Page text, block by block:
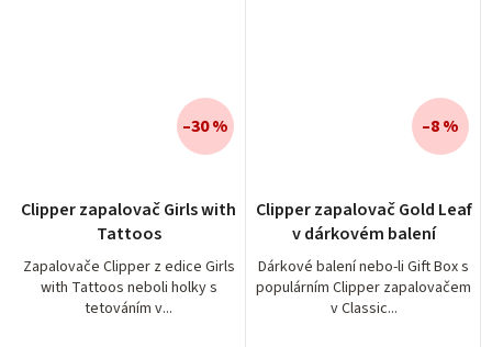
Clipper zapalovač Girls with
Tattoos
Zapalovače Clipper z edice Girls
with Tattoos neboli holky s
tetováním v...
hodnocení
produktu
je
5,0
z
–30 %
Clipper zapalovač Gold Leaf
v dárkovém balení
Dárkové balení nebo-li Gift Box s
populárním Clipper zapalovačem
v Classic...
–8 %